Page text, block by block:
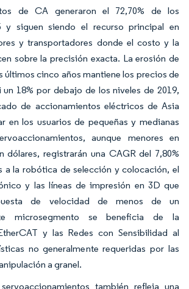
de CA generaron el 72,70% de los
y siguen siendo el recurso principal en
y transportadores donde el costo y la
sobre la precisión exacta. La erosión de
últimos cinco años mantiene los precios de
18% por debajo de los niveles de 2019,
de accionamientos eléctricos de Asia
en los usuarios de pequeñas y medianas
aunque menores en
dólares, registrarán una CAGR del 7,80%
a la robótica de selección y colocación, el
y las líneas de impresión en 3D que
de velocidad de menos de un
microsegmento se beneficia de la
y las Redes con Sensibilidad al
no generalmente requeridas por las
a granel.
también refleja una